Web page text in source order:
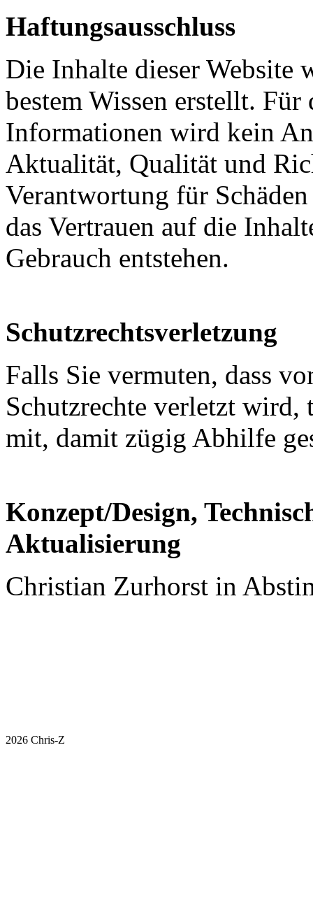
Haftungsausschluss
Die Inhalte dieser Website
bestem Wissen erstellt. Für
Informationen wird kein
Aktualität, Qualität und
Verantwortung für
das Vertrauen auf die
Gebrauch entstehen.
Schutzrechtsverletzung
Falls Sie vermuten, dass
Schutzrechte verletzt wird,
mit, damit zügig Abhilfe
Konzept/Design,
Aktualisierung
Christian Zurhorst in
2026 Chris-Z